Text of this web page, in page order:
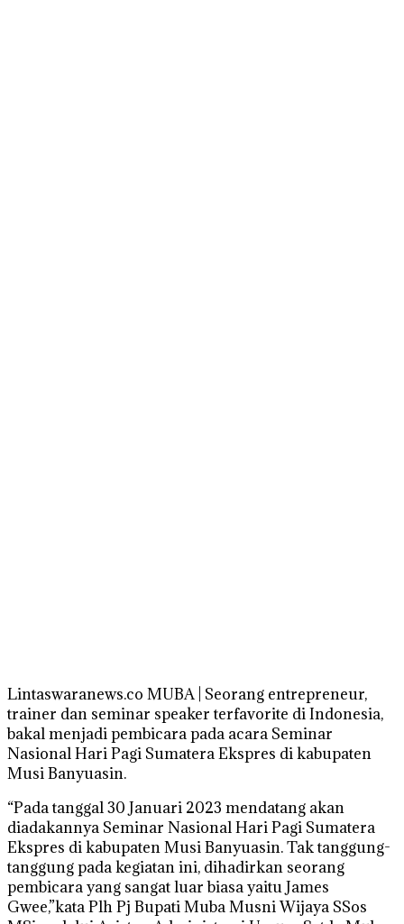
Lintaswaranews.co MUBA | Seorang entrepreneur,
trainer dan seminar speaker terfavorite di Indonesia,
bakal menjadi pembicara pada acara Seminar
Nasional Hari Pagi Sumatera Ekspres di kabupaten
Musi Banyuasin.
“Pada tanggal 30 Januari 2023 mendatang akan
diadakannya Seminar Nasional Hari Pagi Sumatera
Ekspres di kabupaten Musi Banyuasin. Tak tanggung-
tanggung pada kegiatan ini, dihadirkan seorang
pembicara yang sangat luar biasa yaitu James
Gwee,”kata Plh Pj Bupati Muba Musni Wijaya SSos